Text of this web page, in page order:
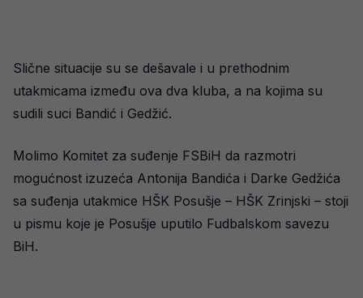
Slične situacije su se dešavale i u prethodnim
utakmicama između ova dva kluba, a na kojima su
sudili suci Bandić i Gedžić.
Molimo Komitet za suđenje FSBiH da razmotri
mogućnost izuzeća Antonija Bandića i Darke Gedžića
sa suđenja utakmice HŠK Posušje – HŠK Zrinjski – stoji
u pismu koje je Posušje uputilo Fudbalskom savezu
BiH.